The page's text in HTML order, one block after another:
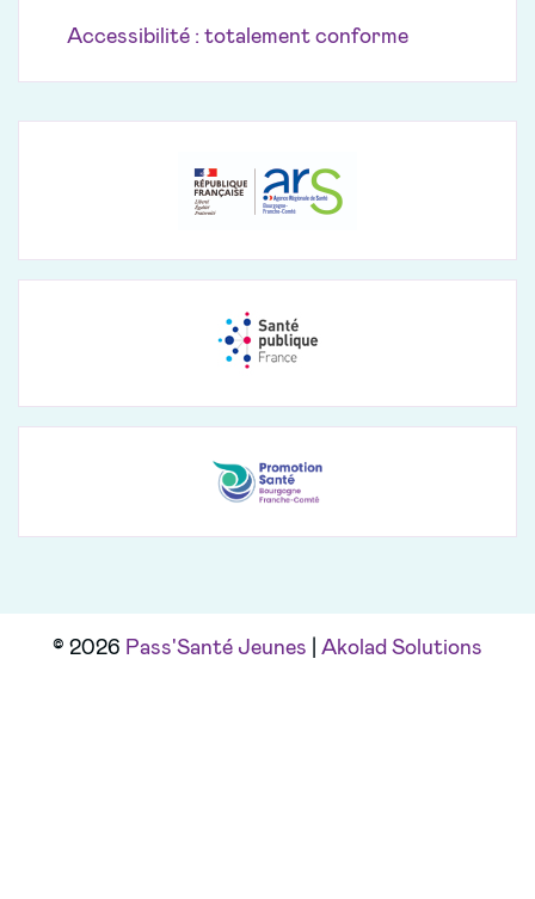
Accessibilité : totalement conforme
© 2026 Pass'Santé Jeunes Akolad Solutions